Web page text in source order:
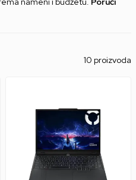
10 proizvoda